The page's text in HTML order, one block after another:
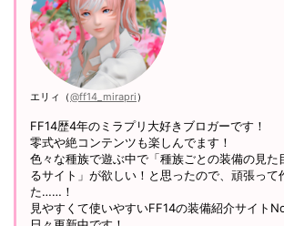
エリィ（@ff14_mirapri）
FF14歴4年のミラプリ大好きブロガーです！
零式や絶コンテンツも楽しんでます！
色々な種族で遊ぶ中で「種族ごとの装備の見た
るサイト」が欲しい！と思ったので、頑張って
た……！
見やすくて使いやすいFF14の装備紹介サイト